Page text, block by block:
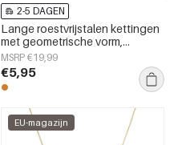
2-5 DAGEN
Lange roestvrijstalen kettingen
met geometrische vorm,
eenvoudige, alledaagse serie,
dames sieraden
MSRP €19,99
€5,95
EU-magazijn